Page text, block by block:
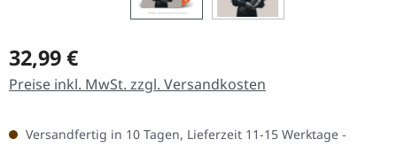
Regulärer Preis:
32,99 €
Preise inkl. MwSt. zzgl. Versandkosten
Versandfertig in 10 Tagen, Lieferzeit 11-15 Werktage -